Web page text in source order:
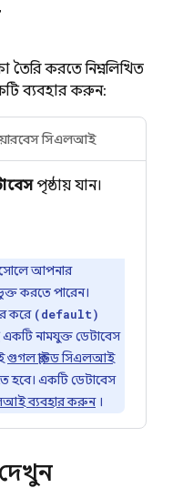
করতে নিম্নলিখিত
ব্যবহার করুন:
সিএলআই
পৃষ্ঠায় যান।
আপনার
করতে পারেন।
করে (default)
একটি নামযুক্ত ডেটাবেস
গুগল ক্লাউড সিএলআই
হবে। একটি ডেটাবেস
ব্যবহার করুন।